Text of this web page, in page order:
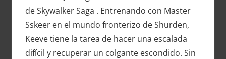
de Skywalker Saga . Entrenando con Master
Sskeer en el mundo fronterizo de Shurden,
Keeve tiene la tarea de hacer una escalada
difícil y recuperar un colgante escondido. Sin